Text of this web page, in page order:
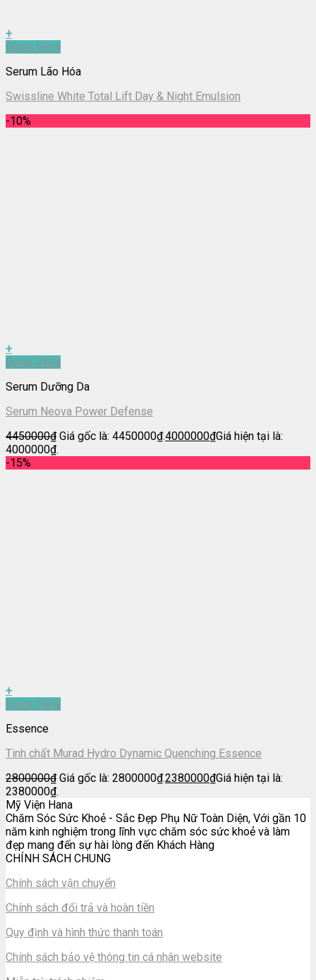
+
Quick View
Serum Lão Hóa
Swissline White Total Lift Day & Night Emulsion
-10%
+
Quick View
Serum Dưỡng Da
Serum Neova Power Defense
4450000₫ Giá gốc là: 4450000₫.4000000₫Giá hiện tại là:
4000000₫.
-15%
+
Quick View
Essence
Tinh chất Murad Hydro Dynamic Quenching Essence
2800000₫ Giá gốc là: 2800000₫.2380000₫Giá hiện tại là:
2380000₫.
Mỹ Viện Hana
Chăm Sóc Sức Khoẻ - Sắc Đẹp Phụ Nữ Toàn Diện, Với gần 10
năm kinh nghiệm trong lĩnh vực chăm sóc sức khoẻ và làm
đẹp mang đến sự hài lòng đến Khách Hàng
CHÍNH SÁCH CHUNG
Chính sách vận chuyển
Chính sách đổi trả và hoàn tiền
Quy định và hình thức thanh toán
Chính sách bảo vệ thông tin cá nhân website